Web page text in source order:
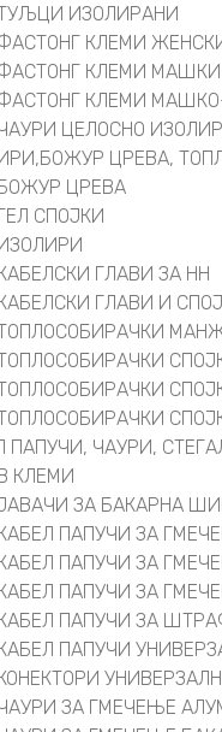
ИЗОЛИРАНИ
КЛЕМИ
КЛЕМИ
КЛЕМИ
ЦЕЛОСНО
ЦРЕВА,
ЦРЕВА
СПОЈКИ
ГЛАВИ ЗА НН
ГЛАВИ И
ПАПУЧИ, ЧАУРИ,
КЛЕМИ
ЗА БАКАРНА
ПАПУЧИ ЗА
ПАПУЧИ ЗА
ПАПУЧИ ЗА
ПАПУЧИ ЗА
ПАПУЧИ
ЗА ГМЕЧЕЊЕ